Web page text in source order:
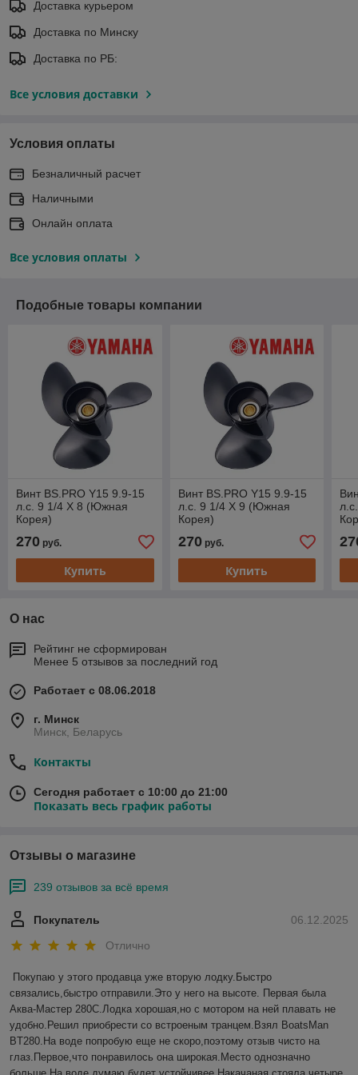
Доставка курьером
Доставка по Минску
Доставка по РБ:
Все условия доставки
Условия оплаты
Безналичный расчет
Наличными
Онлайн оплата
Все условия оплаты
Подобные товары компании
Винт BS.PRO Y15 9.9-15
л.с. 9 1/4 X 8 (Южная
Корея)
270 руб.
Купить
Винт BS.PRO Y15 9.9-15
л.с. 9 1/4 X 9 (Южная
Корея)
270руб.
Купить
О нас
Рейтинг не сформирован
Менее 5 отзывов за последний год
Работает с 08.06.2018
г. Минск
Минск, Беларусь
Контакты
Сегодня работает с 10:00 до 21:00
Показать весь график работы
Отзывы о магазине
239 отзывов за всё время
06.12.2025
Покупатель
Отлично
Покупаю у этого продавца уже вторую лодку.Быстро
связались,быстро отправили.Это у него на высоте. Первая была
Аква-Мастер 280С.Лодка хорошая,но с мотором на ней плавать не
удобно.Решил приобрести со встроеным транцем.Взял BoatsMan
BT280.На воде попробую еще не скоро,поэтому отзыв чисто на
глаз.Первое,что понравилось она широкая.Место однозначно